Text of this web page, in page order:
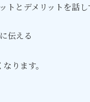
トとデメリットを話
伝える
ります。